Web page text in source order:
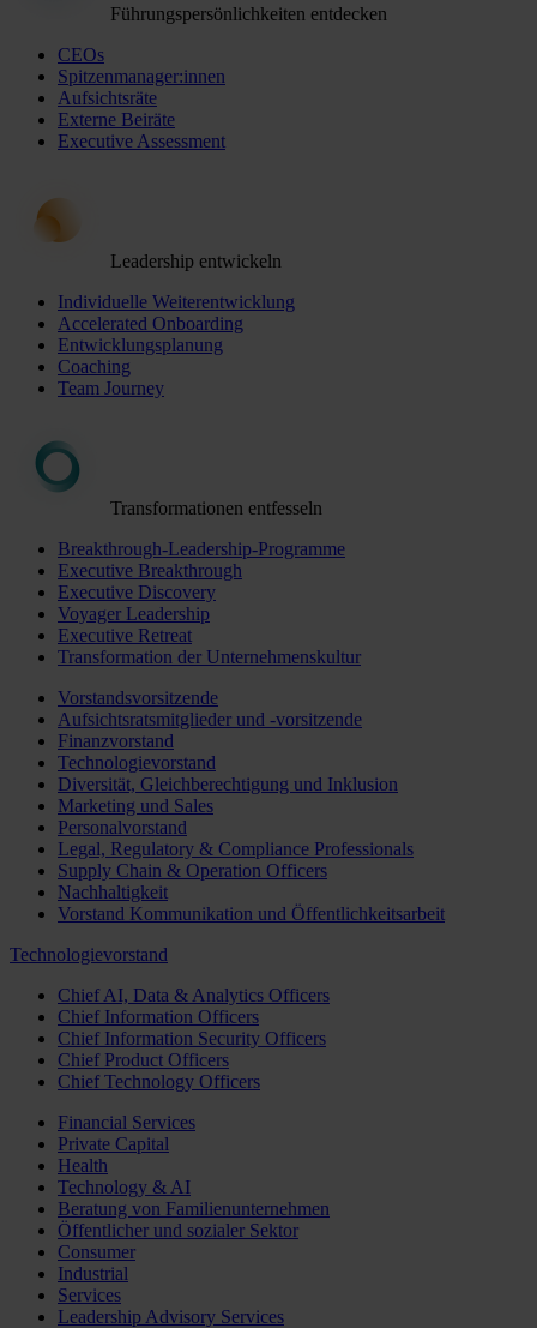
Führungspersönlichkeiten entdecken
CEOs
Spitzenmanager:innen
Aufsichtsräte
Externe Beiräte
Executive Assessment
Leadership entwickeln
Individuelle Weiterentwicklung
Accelerated Onboarding
Entwicklungsplanung
Coaching
Team Journey
Transformationen entfesseln
Breakthrough-Leadership-Programme
Executive Breakthrough
Executive Discovery
Voyager Leadership
Executive Retreat
Transformation der Unternehmenskultur
Vorstandsvorsitzende
Aufsichtsratsmitglieder und -vorsitzende
Finanzvorstand
Technologievorstand
Diversität, Gleichberechtigung und Inklusion
Marketing und Sales
Personalvorstand
Legal, Regulatory & Compliance Professionals
Supply Chain & Operation Officers
Nachhaltigkeit
Vorstand Kommunikation und Öffentlichkeitsarbeit
Technologievorstand
Chief AI, Data & Analytics Officers
Chief Information Officers
Chief Information Security Officers
Chief Product Officers
Chief Technology Officers
Financial Services
Private Capital
Health
Technology & AI
Beratung von Familienunternehmen
Öffentlicher und sozialer Sektor
Consumer
Industrial
Services
Leadership Advisory Services